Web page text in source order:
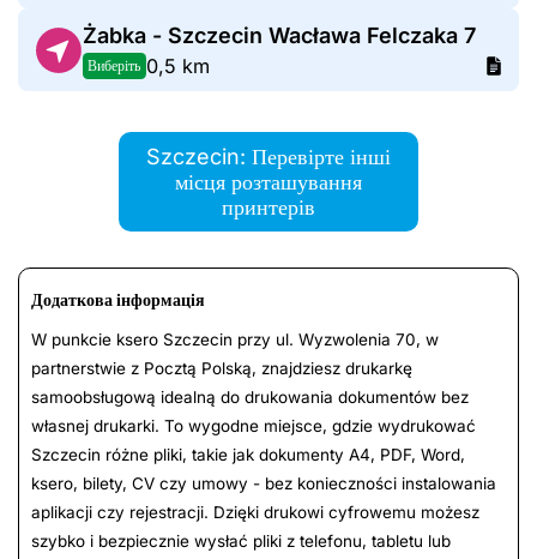
Żabka - Szczecin Wacława Felczaka 7
Виберіть 0,5 km
Szczecin: Перевірте інші
місця розташування
принтерів
Додаткова інформація
W punkcie ksero Szczecin przy ul. Wyzwolenia 70, w
partnerstwie z Pocztą Polską, znajdziesz drukarkę
samoobsługową idealną do drukowania dokumentów bez
własnej drukarki. To wygodne miejsce, gdzie wydrukować
Szczecin różne pliki, takie jak dokumenty A4, PDF, Word,
ksero, bilety, CV czy umowy - bez konieczności instalowania
aplikacji czy rejestracji. Dzięki drukowi cyfrowemu możesz
szybko i bezpiecznie wysłać pliki z telefonu, tabletu lub